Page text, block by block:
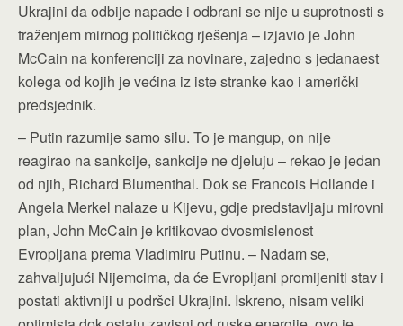
Ukrajini da odbije napade i odbrani se nije u suprotnosti s
traženjem mirnog političkog rješenja – izjavio je John
McCain na konferenciji za novinare, zajedno s jedanaest
kolega od kojih je većina iz iste stranke kao i američki
predsjednik.
– Putin razumije samo silu. To je mangup, on nije
reagirao na sankcije, sankcije ne djeluju – rekao je jedan
od njih, Richard Blumenthal. Dok se Francois Hollande i
Angela Merkel nalaze u Kijevu, gdje predstavljaju mirovni
plan, John McCain je kritikovao dvosmislenost
Evropljana prema Vladimiru Putinu. – Nadam se,
zahvaljujući Nijemcima, da će Evropljani promijeniti stav i
postati aktivniji u podršci Ukrajini. Iskreno, nisam veliki